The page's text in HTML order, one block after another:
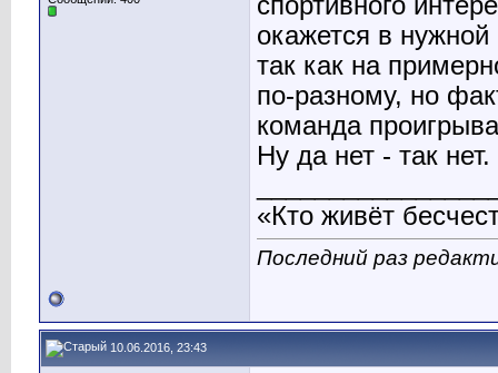
спортивного
окажется в
так как на
по-разному, но
команда
Ну да нет - так
«Кто живёт
Последний раз
10.06.2016, 23:43